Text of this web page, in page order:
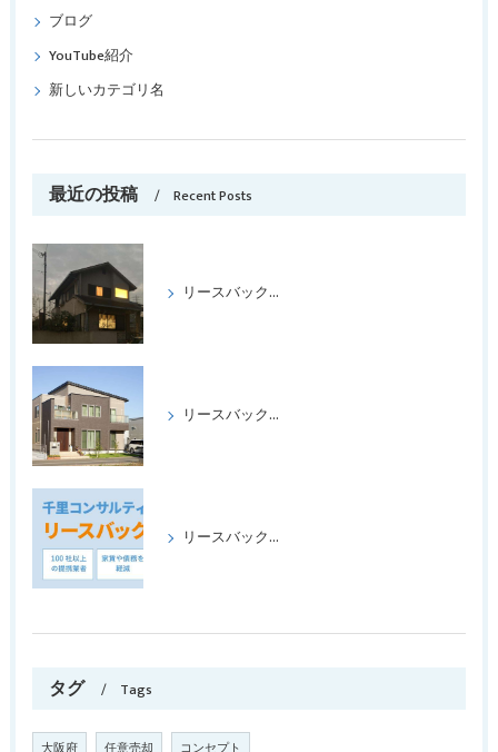
ブログ
YouTube紹介
新しいカテゴリ名
最近の投稿 Recent Posts
リースバックをして喜ばれたケース パートⅢ
リースバックをして、喜ばれたケース、パートⅡ
リースバックの成功事例パート1
タグ Tags